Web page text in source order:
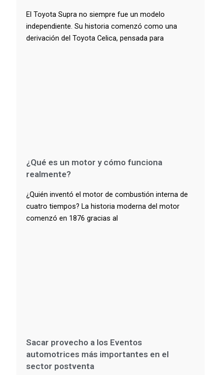
El Toyota Supra no siempre fue un modelo
independiente. Su historia comenzó como una
derivación del Toyota Celica, pensada para
¿Qué es un motor y cómo funciona
realmente?
¿Quién inventó el motor de combustión interna de
cuatro tiempos? La historia moderna del motor
comenzó en 1876 gracias al
Sacar provecho a los Eventos
automotrices más importantes en el
sector postventa